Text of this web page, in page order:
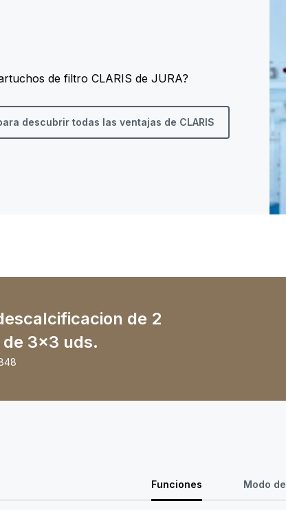
de filtro CLARIS de JURA?
descubrir todas las ventajas de CLARIS
de 2
3x3 uds.
Funciones Modo